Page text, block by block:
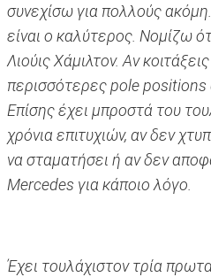
συνεχίσω για πολλούς
είναι ο καλύτερος. Νομίζω
Λιούις Χάμιλτον. Αν
περισσότερες pole positions
Επίσης έχει μπροστά του
χρόνια επιτυχιών, αν δεν
να σταματήσει ή αν δεν
Mercedes για κάποιο λόγο.
Έχει τουλάχιστον τρία